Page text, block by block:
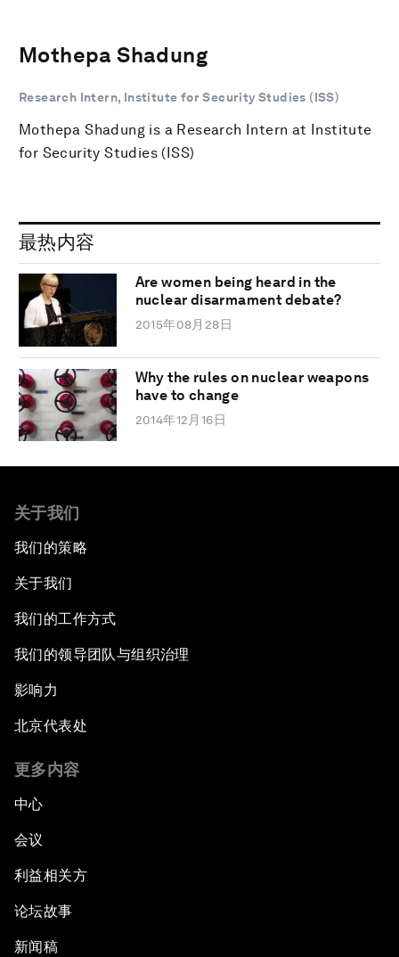
Mothepa Shadung
Research Intern, Institute for Security Studies (ISS)
Mothepa Shadung is a Research Intern at Institute
for Security Studies (ISS)
最热内容
Are women being heard in the
nuclear disarmament debate?
2015年08月28日
Why the rules on nuclear weapons
have to change
2014年12月16日
关于我们
我们的策略
关于我们
我们的工作方式
我们的领导团队与组织治理
影响力
北京代表处
更多内容
中心
会议
利益相关方
论坛故事
新闻稿